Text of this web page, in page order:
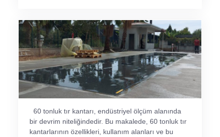
60 tonluk tır kantarı, endüstriyel ölçüm alanında
bir devrim niteliğindedir. Bu makalede, 60 tonluk tır
kantarlarının özellikleri, kullanım alanları ve bu